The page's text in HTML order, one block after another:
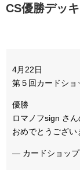
CS優勝デッ
4月22日
第５回カードショ
優勝
ロマノフsign さ
おめでとうござい
— カードショッ